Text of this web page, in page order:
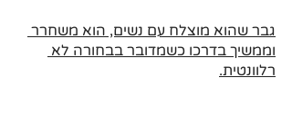
גבר שהוא מוצלח עם נשים, הוא משחרר
וממשיך בדרכו כשמדובר בבחורה לא
רלוונטית.